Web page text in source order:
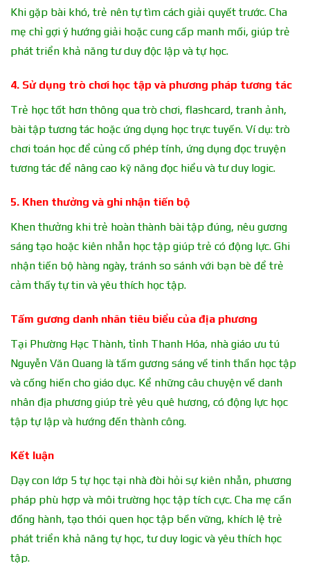
Khi gặp bài khó, trẻ nên tự tìm cách giải quyết trước. Cha
mẹ chỉ gợi ý hướng giải hoặc cung cấp manh mối, giúp trẻ
phát triển khả năng tư duy độc lập và tự học.
4. Sử dụng trò chơi học tập và phương pháp tương tác
Trẻ học tốt hơn thông qua trò chơi, flashcard, tranh ảnh,
bài tập tương tác hoặc ứng dụng học trực tuyến. Ví dụ: trò
chơi toán học để củng cố phép tính, ứng dụng đọc truyện
tương tác để nâng cao kỹ năng đọc hiểu và tư duy logic.
5. Khen thưởng và ghi nhận tiến bộ
Khen thưởng khi trẻ hoàn thành bài tập đúng, nêu gương
sáng tạo hoặc kiên nhẫn học tập giúp trẻ có động lực. Ghi
nhận tiến bộ hàng ngày, tránh so sánh với bạn bè để trẻ
cảm thấy tự tin và yêu thích học tập.
Tấm gương danh nhân tiêu biểu của địa phương
Tại Phường Hạc Thành, tỉnh Thanh Hóa, nhà giáo ưu tú
Nguyễn Văn Quang là tấm gương sáng về tinh thần học tập
và cống hiến cho giáo dục. Kể những câu chuyện về danh
nhân địa phương giúp trẻ yêu quê hương, có động lực học
tập tự lập và hướng đến thành công.
Kết luận
Dạy con lớp 5 tự học tại nhà đòi hỏi sự kiên nhẫn, phương
pháp phù hợp và môi trường học tập tích cực. Cha mẹ cần
đồng hành, tạo thói quen học tập bền vững, khích lệ trẻ
phát triển khả năng tự học, tư duy logic và yêu thích học
tập.